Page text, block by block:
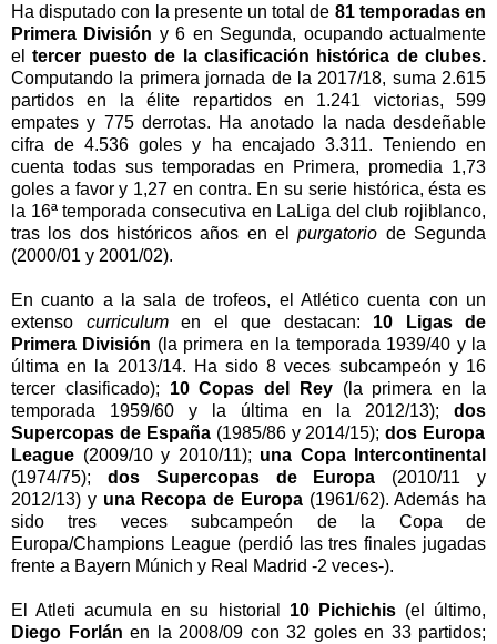
Ha disputado con la presente un total de 81 temporadas en
Primera División y 6 en Segunda, ocupando actualmente
eltercer puesto de la clasificación histórica de clubes.
Computando la primera jornada de la 2017/18, suma 2.615
partidos en la élite repartidos en 1.241 victorias, 599
empates y 775 derrotas. Ha anotado la nada desdeñable
cifra de 4.536 goles y ha encajado 3.311. Teniendo en
cuenta todas sus temporadas en Primera, promedia 1,73
goles a favor y 1,27 en contra. En su serie histórica, ésta es
la 16ª temporada consecutiva en LaLiga del club rojiblanco,
tras los dos históricos años en elpurgatorio de Segunda
(2000/01 y 2001/02).
En cuanto a la sala de trofeos, el Atlético cuenta con un
extenso curriculumen el que destacan: 10 Ligas de
Primera División (la primera en la temporada 1939/40 y la
última en la 2013/14. Ha sido 8 veces subcampeón y 16
tercer clasificado); 10 Copas del Rey(la primera en la
temporada 1959/60 y la última en la 2012/13); dos
Supercopas de España(1985/86 y 2014/15);dos Europa
League (2009/10 y 2010/11); una Copa Intercontinental
(1974/75); dosSupercopas de Europa (2010/11 y
2012/13) y una Recopa de Europa (1961/62). Además ha
sido tres veces subcampeón de la Copa de
Europa/Champions League (perdió las tres finales jugadas
frente a Bayern Múnich y Real Madrid -2 veces-).
El Atleti acumula en su historial 10 Pichichis(el último,
Diego Forlán en la 2008/09 con 32 goles en 33 partidos;